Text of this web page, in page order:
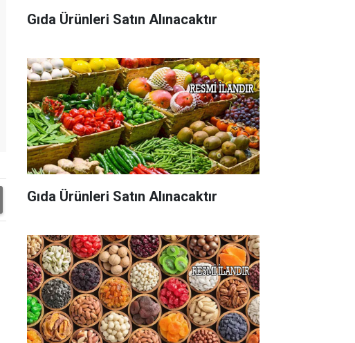
Gıda Ürünleri Satın Alınacaktır
Gıda Ürünleri Satın Alınacaktır